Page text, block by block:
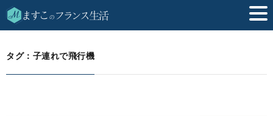
HOME 子連れで飛行機
タグ：子連れで飛行機